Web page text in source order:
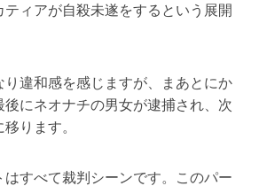
ィアが自殺未遂をするという展開
り違和感を感じますが、まあとにか
後にネオナチの男女が逮捕され、次
ります。
はすべて裁判シーンです。このパー